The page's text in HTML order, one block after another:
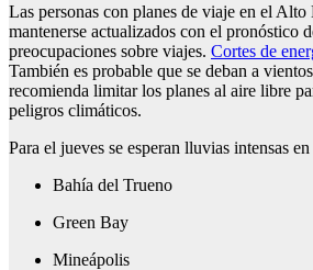
Las personas con planes de viaje en el Alto
mantenerse actualizados con el pronóstico
preocupaciones sobre viajes. Cortes de
También es probable que se deban a
recomienda limitar los planes al aire libre
peligros climáticos.
Para el jueves se esperan lluvias intensas
Bahía del Trueno
Green Bay
Mineápolis